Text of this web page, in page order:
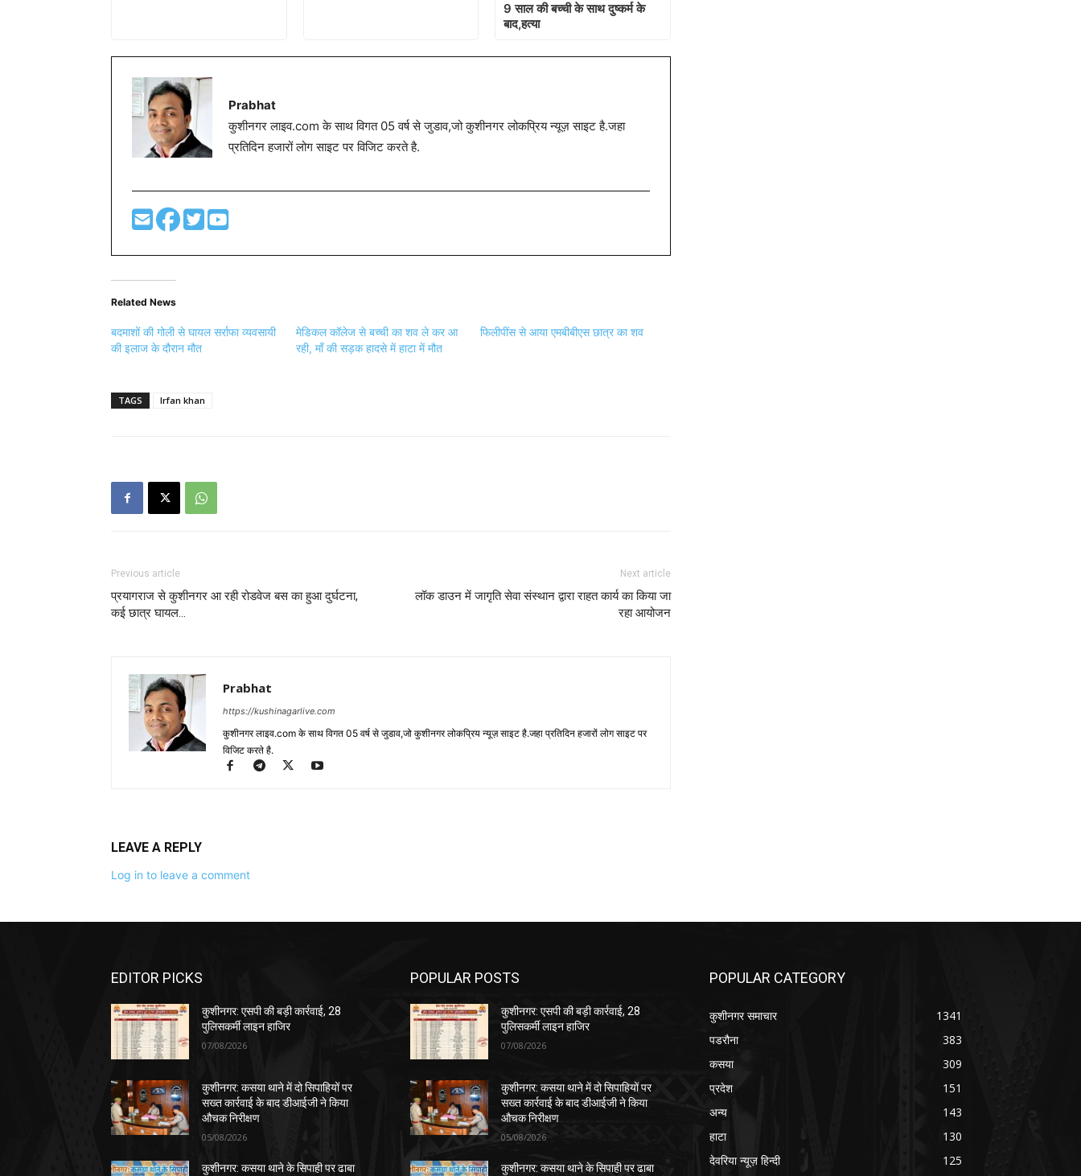
9 साल की बच्ची के साथ दुष्कर्म के
बाद,हत्या
Prabhat
कुशीनगर लाइव.com के साथ विगत 05 वर्ष से जुडाव,जो कुशीनगर लोकप्रिय न्यूज़ साइट है.जहा
प्रतिदिन हजारों लोग साइट पर विजिट करते है.
Related News
बदमाशों की गोली से घायल सर्राफा व्यवसायी
की इलाज के दौरान मौत
मेडिकल कॉलेज से बच्ची का शव ले कर आ
रही, माँ की सड़क हादसे में हाटा में मौत
फिलीपींस से आया एमबीबीएस छात्र का शव
TAGS Irfan khan
Previous article
प्रयागराज से कुशीनगर आ रही रोडवेज बस का हुआ दुर्घटना,
कई छात्र घायल…
Next article
लॉक डाउन में जागृति सेवा संस्थान द्वारा राहत कार्य का किया जा
रहा आयोजन
Prabhat
https://kushinagarlive.com
कुशीनगर लाइव.com के साथ विगत 05 वर्ष से जुडाव,जो कुशीनगर लोकप्रिय न्यूज़ साइट है.जहा प्रतिदिन हजारों लोग साइट पर
विजिट करते है.
LEAVE A REPLY
Log in to leave a comment
EDITOR PICKS
कुशीनगर: एसपी की बड़ी कार्रवाई, 28
पुलिसकर्मी लाइन हाजिर
07/08/2026
कुशीनगर: कसया थाने में दो सिपाहियों पर
सख्त कार्रवाई के बाद डीआईजी ने किया
औचक निरीक्षण
05/08/2026
कुशीनगर: कसया थाने के सिपाही पर ढाबा
POPULAR POSTS
कुशीनगर: एसपी की बड़ी कार्रवाई, 28
पुलिसकर्मी लाइन हाजिर
07/08/2026
कुशीनगर: कसया थाने में दो सिपाहियों पर
सख्त कार्रवाई के बाद डीआईजी ने किया
औचक निरीक्षण
05/08/2026
कुशीनगर: कसया थाने के सिपाही पर ढाबा
POPULAR CATEGORY
कुशीनगर समाचार
1341
पडरौना
383
कसया
309
प्रदेश
151
अन्य
143
हाटा
130
देवरिया न्यूज़ हिन्दी
125